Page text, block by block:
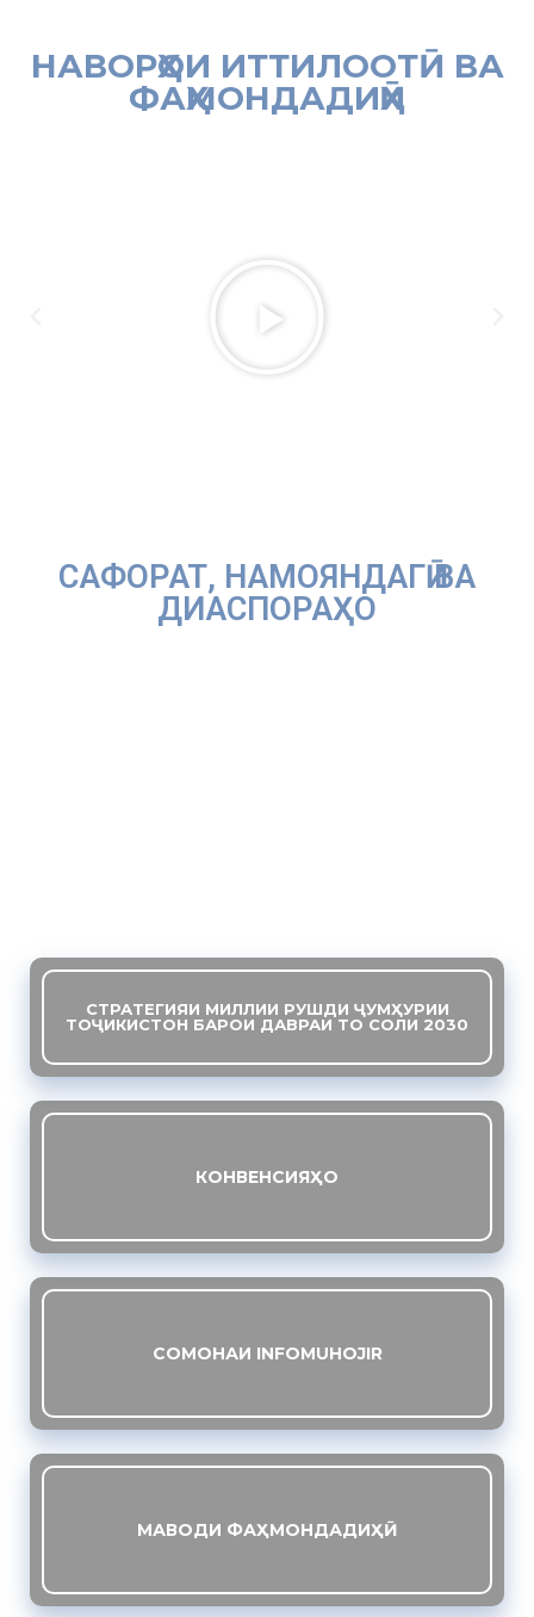
НАВОРҲОИ ИТТИЛООТӢ ВА
ФАҲМОНДАДИҲӢ
САФОРАТ, НАМОЯНДАГӢ ВА
ДИАСПОРАҲО
СТРАТЕГИЯИ МИЛЛИИ РУШДИ ҶУМҲУРИИ
ТОҶИКИСТОН БАРОИ ДАВРАИ ТО СОЛИ 2030
КОНВЕНСИЯҲО
СОМОНАИ INFOMUHOJIR
МАВОДИ ФАҲМОНДАДИҲӢ